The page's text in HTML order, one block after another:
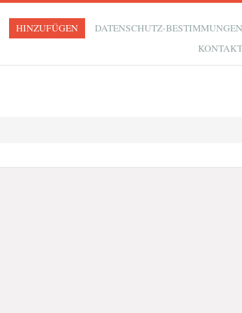
HINZUFÜGEN
DATENSCHUTZ-